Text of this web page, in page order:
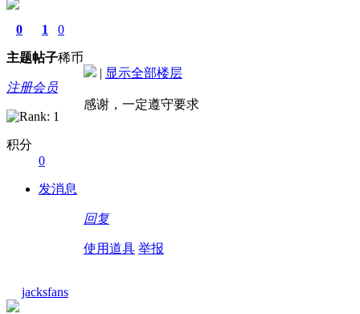
0
主题
1
帖子
0
稀币
注册会员
积分
0
发消息
| 显示全部楼层
感谢，一定遵守要求
回复
使用道具 举报
jacksfans